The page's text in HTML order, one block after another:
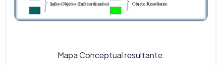
Mapa Conceptual resultante.